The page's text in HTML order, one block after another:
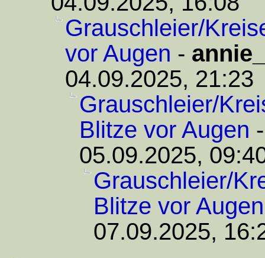
Grauschleier/
vor Augen -
04.09.2025, 21:23
Grauschleier/
Blitze vor Augen
05.09.2025,
Grauschleier/
Blitze vor Augen
07.09.2025,